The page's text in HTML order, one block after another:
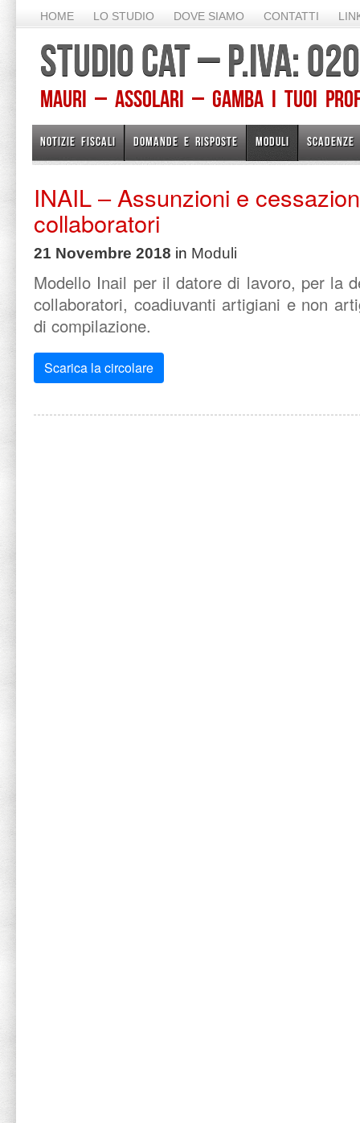
HOME LO STUDIO DOVE SIAMO CONTATTI
STUDIO CAT – P.IVA:
Mauri – Assolari – Gamba I TUOI
NOTIZIE FISCALI DOMANDE E RISPOSTE MODULI SCADENZE
INAIL – Assunzioni e
collaboratori
21 Novembre 2018 in Moduli
Modello Inail per il datore di lavoro, per la
collaboratori, coadiuvanti artigiani e non
di compilazione.
Scarica la circolare